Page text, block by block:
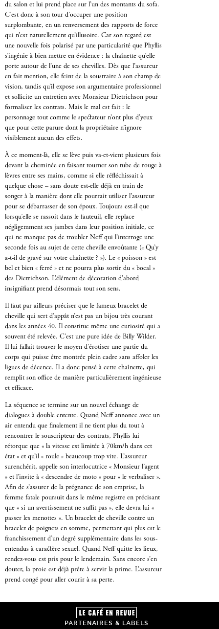
du salon et lui prend place sur l’un des montants du sofa.
C’est donc à son tour d’occuper une position
surplombante, en un renversement des rapports de force
qui n’est naturellement qu’illusoire. Car son regard est
une nouvelle fois polarisé par une particularité que Phyllis
s’ingénie à bien mettre en évidence : la chaînette qu’elle
porte autour de l’une de ses chevilles. Dès que l’assureur
en fait mention, elle feint de la soustraire à son champ de
vision, tandis qu’il expose son argumentaire professionnel
et sollicite un entretien avec Monsieur Dietrichson pour
formaliser les contrats. Mais le mal est fait : le
personnage tout comme le spectateur n’ont plus d’yeux
que pour cette parure dont la propriétaire n’ignore
visiblement aucun des effets.
À ce moment-là, elle se lève puis va-et-vient plusieurs fois
devant la cheminée en faisant tourner son tube de rouge à
lèvres entre ses mains, comme si elle réfléchissait à
quelque chose – sans doute est-elle déjà en train de
songer à la manière dont elle pourrait utiliser l’assureur
pour se débarrasser de son époux. Toujours est-il que
lorsqu’elle se rassoit dans le fauteuil, elle replace
négligemment ses jambes dans leur position initiale, ce
qui ne manque pas de troubler Neff qui l’interroge une
seconde fois au sujet de cette cheville envoûtante (« Qu’y
a-t-il de gravé sur votre chaînette ? »). Le « poisson » est
bel et bien « ferré » et ne pourra plus sortir du « bocal »
des Dietrichson. L’élément de décoration d’abord
insignifiant prend désormais tout son sens.
Il faut par ailleurs préciser que le fameux bracelet de
cheville qui sert d’appât n’est pas un bijou très courant
dans les années 40. Il constitue même une curiosité qui a
souvent été relevée. C’est une pure idée de Billy Wilder.
Il lui fallait trouver le moyen d’érotiser une partie du
corps qui puisse être montrée plein cadre sans affoler les
ligues de décence. Il a donc pensé à cette chaînette, qui
remplit son office de manière particulièrement ingénieuse
et efficace.
La séquence se termine sur un nouvel échange de
dialogues à double-entente. Quand Neff annonce avec un
air entendu que finalement il ne tient plus du tout à
rencontrer le souscripteur des contrats, Phyllis lui
rétorque que « la vitesse est limitée à 70km/h dans cet
état » et qu’il « roule » beaucoup trop vite. L’assureur
surenchérit, appelle son interlocutrice « Monsieur l’agent
» et l’invite à « descendre de moto » pour « le verbaliser ».
Afin de s’assurer de la prégnance de son emprise, la
femme fatale poursuit dans le même registre en précisant
que « si un avertissement ne suffit pas », elle devra lui «
passer les menottes ». Un bracelet de cheville contre un
bracelet de poignets en somme, permettant qui plus est le
franchissement d’un degré supplémentaire dans les sous-
entendus à caractère sexuel. Quand Neff quitte les lieux,
rendez-vous est pris pour le lendemain. Sans encore s’en
douter, la proie est déjà prête à servir la prime. L’assureur
prend congé pour aller courir à sa perte.
PARTENAIRES & LABELS